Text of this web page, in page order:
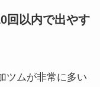
回以内で出やす
ツムが非常に多い